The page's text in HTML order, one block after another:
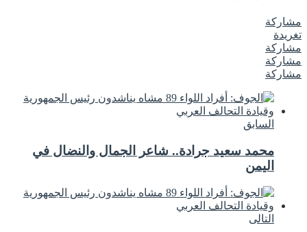
مشاركة
تغريدة
مشاركة
مشاركة
مشاركة
السابق
محمد سعيد جرادة.. شاعر الجمال والنضال في
اليمن
التالى